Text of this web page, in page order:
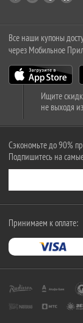
Все наши купоны
через Мобильное
Ищите
не выходя
Сэкономьте до 90%
Подпишитесь на
Принимаем к оплате: